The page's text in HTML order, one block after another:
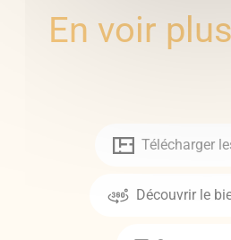
En voir plus
Télécharger
Découvrir le